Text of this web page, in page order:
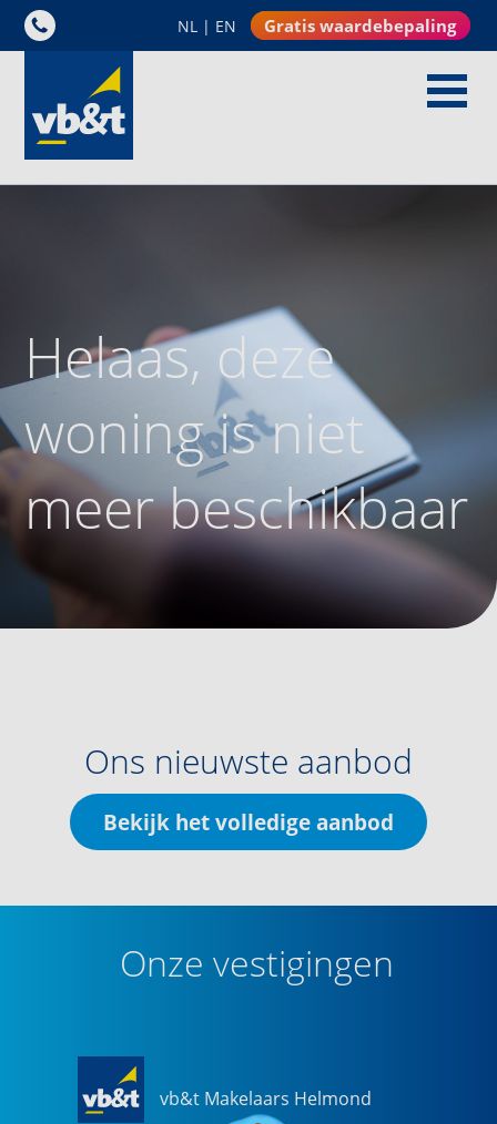
NL | EN Gratis waardebepaling
Helaas, deze
woning is niet
meer beschikbaar
Ons nieuwste aanbod
Bekijk het volledige aanbod
Onze vestigingen
vb&t Makelaars Helmond